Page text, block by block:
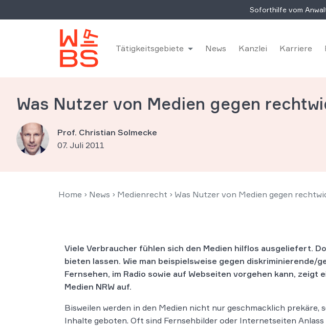
Soforthilfe vom
Tätigkeitsgebiete News Kanzlei Karriere
Was Nutzer von Medien gegen
Prof. Christian Solmecke
07. Juli 2011
Home › News › Medienrecht › Was Nutzer von Medien gegen
Viele Verbraucher fühlen sich den Medien hilflos ausgeliefert.
bieten lassen. Wie man beispielsweise gegen diskriminierende/
Fernsehen, im Radio sowie auf Webseiten vorgehen kann,
Medien NRW auf.
Bisweilen werden in den Medien nicht nur geschmacklich
Inhalte geboten. Oft sind Fernsehbilder oder Internetseiten